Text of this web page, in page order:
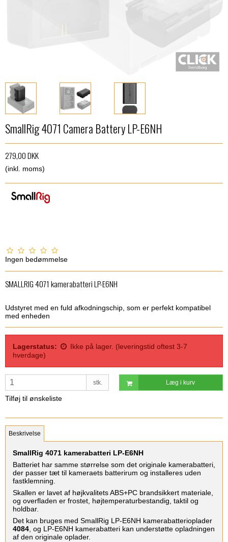
SmallRig 4071 Camera Battery LP-E6NH
279,00 DKK
(inkl. moms)
Ingen bedømmelse
SMALLRIG 4071 kamerabatteri LP-E6NH
Udstyret med en fuld afkodningschip, som er perfekt kompatibel
med enheden
Lagerstatus:
Ikke på lager. (leveringstid oftest 3-7
hverdage)
stk. Læg i kurv
Tilføj til ønskeliste
Beskrivelse
SmallRig 4071 kamerabatteri LP-E6NH
Batteriet har samme størrelse som det originale kamerabatteri,
der passer tæt til kameraets batterirum og installeres uden
fastklemning.
Skallen er lavet af højkvalitets ABS+PC brandsikkert materiale,
og overfladen er frostet, højtemperaturbestandig, taktil og
holdbar.
Det kan bruges med SmallRig LP-E6NH kamerabatterioplader
4084, og LP-E6NH kamerabatteri kan understøtte opladningen
af ​​den originale oplader.